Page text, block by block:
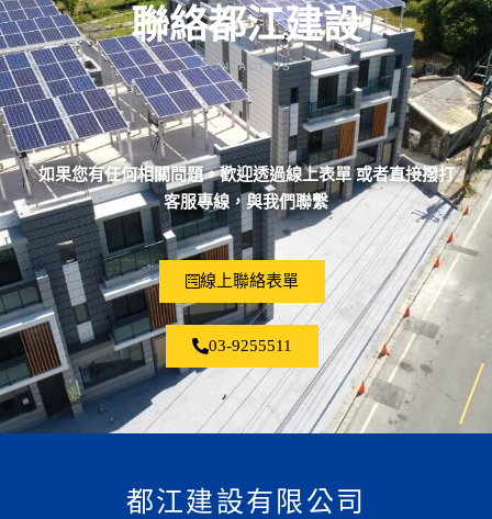
聯絡都江建設
CONTACT US
如果您有任何相關問題，歡迎透過線上表單 或者直接撥打
客服專線，與我們聯繫
線上聯絡表單
03-9255511
都江建設有限公司